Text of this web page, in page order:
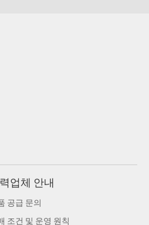
업체 안내
공급 문의
조건 및 운영 원칙